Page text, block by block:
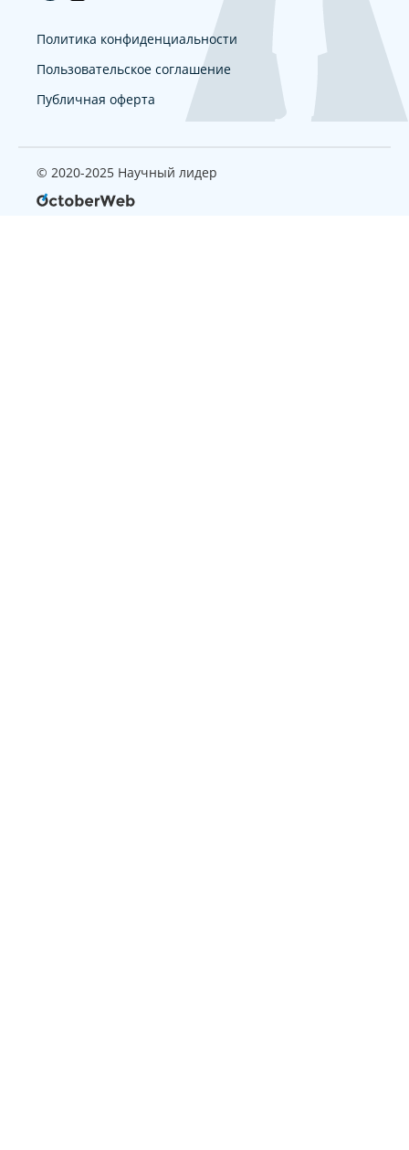
Политика конфиденциальности
Пользовательское соглашение
Публичная оферта
© 2020-2025 Научный лидер